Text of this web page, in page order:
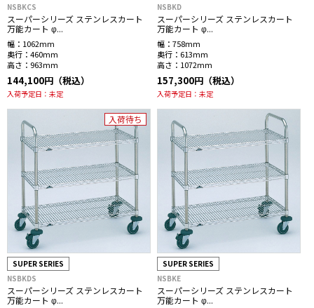
NSBKCS
スーパーシリーズ ステンレスカート
万能カート φ...
幅： 1062mm
奥行： 460mm
高さ： 963mm
144,100円（税込）
入荷予定日： 未定
NSBKD
スーパーシリーズ ステンレスカート
万能カート φ...
幅： 758mm
奥行： 613mm
高さ： 1072mm
157,300円（税込）
入荷予定日： 未定
入荷待ち
SUPER SERIES
NSBKDS
スーパーシリーズ ステンレスカート
万能カート φ...
SUPER SERIES
NSBKE
スーパーシリーズ ステンレスカート
万能カート φ...